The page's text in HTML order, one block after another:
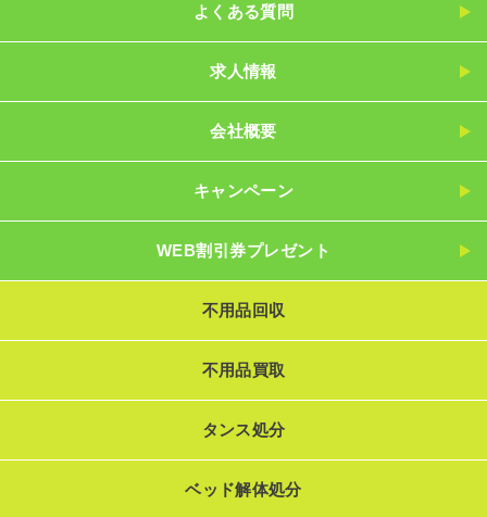
よくある質問
求人情報
会社概要
キャンペーン
WEB割引券プレゼント
不用品回収
不用品買取
タンス処分
ベッド解体処分